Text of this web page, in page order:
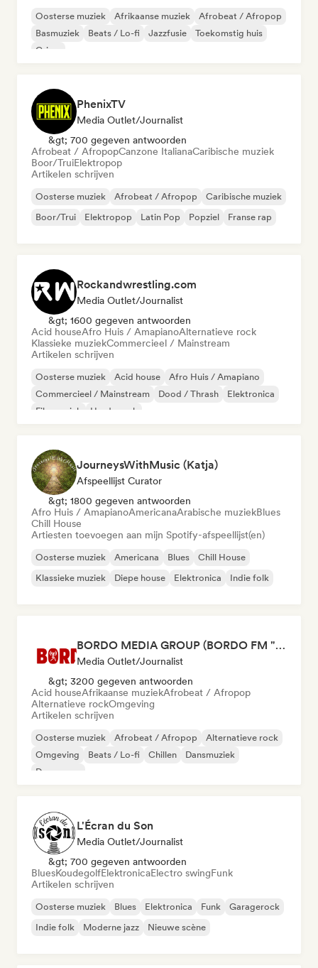
Oosterse muziek Afrikaanse muziek
Afrobeat / Afropop
Basmuziek
Beats / Lo-fi Jazzfusie
Toekomstig huis
Grime
PhenixTV
Media Outlet/Journalist
&gt; 700 gegeven antwoorden
Afrobeat / AfropopCanzone ItalianaCaribische muziek
Boor/TruiElektropop
Artikelen schrijven
Oosterse muziek Afrobeat / Afropop
Caribische muziek
Boor/Trui
Elektropop Latin Pop Popziel Franse rap
Rockandwrestling.com
Media Outlet/Journalist
&gt; 1600 gegeven antwoorden
Acid houseAfro Huis / AmapianoAlternatieve rock
Klassieke muziekCommercieel / Mainstream
Artikelen schrijven
Oosterse muziek Acid house
Afro Huis / Amapiano
Commercieel / Mainstream
Dood / Thrash
Elektronica
Filmmuziek
Harde rock
JourneysWithMusic (Katja)
Afspeellijst Curator
&gt; 1800 gegeven antwoorden
Afro Huis / AmapianoAmericanaArabische muziekBlues
Chill House
Artiesten toevoegen aan mijn Spotify-afspeellijst(en)
Oosterse muziek Americana Blues
Chill House
Klassieke muziek
Diepe house Elektronica Indie folk
BORDO MEDIA GROUP (BORDO FM "radio", BORDO Music Mag, BORDO TV)
Media Outlet/Journalist
&gt; 3200 gegeven antwoorden
Acid houseAfrikaanse muziekAfrobeat / Afropop
Alternatieve rockOmgeving
Artikelen schrijven
Oosterse muziek Afrobeat / Afropop
Alternatieve rock
Omgeving
Beats / Lo-fi Chillen
Dansmuziek
Dance pop
L'Écran du Son
Media Outlet/Journalist
&gt; 700 gegeven antwoorden
BluesKoudegolfElektronicaElectro swingFunk
Artikelen schrijven
Oosterse muziek Blues Elektronica Funk
Garagerock
Indie folk
Moderne jazz Nieuwe scène